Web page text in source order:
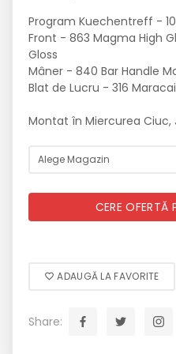
Program Kuechentreff -
Front - 863 Magma High
Gloss
Mâner - 840 Bar Handle
Blat de Lucru - 316
Montat în Miercurea Ciuc,
CERE OFERTĂ
ADAUGĂ LA FAVORITE
Share: